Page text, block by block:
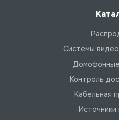
Системы
Контроль
Кабельная
Источники